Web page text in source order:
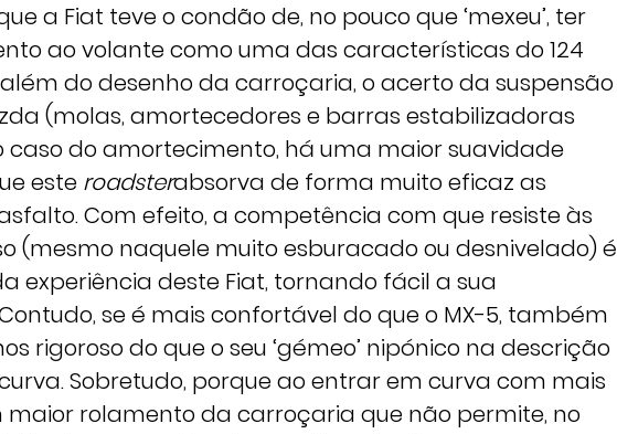
a Fiat teve o condão de, no pouco que ‘mexeu’, ter
ao volante como uma das características do 124
além do desenho da carroçaria, o acerto da suspensão
(molas, amortecedores e barras estabilizadoras
caso do amortecimento, há uma maior suavidade
este roadsterabsorva de forma muito eficaz as
Com efeito, a competência com que resiste às
(mesmo naquele muito esburacado ou desnivelado) é
experiência deste Fiat, tornando fácil a sua
se é mais confortável do que o MX-5, também
rigoroso do que o seu ‘gémeo’ nipónico na descrição
Sobretudo, porque ao entrar em curva com mais
rolamento da carroçaria que não permite, no